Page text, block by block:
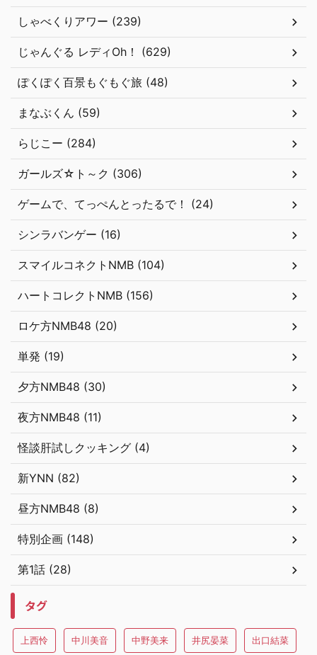
しゃべくりアワー (239)
じゃんぐる レディOh！ (629)
ぽくぽく百景もぐもぐ旅 (48)
まなぶくん (59)
らじこー (284)
ガールズ☆ト～ク (306)
ゲームで、てっぺんとったるで！ (24)
シンラバンゲー (16)
スマイルコネクトNMB (104)
ハートコレクトNMB (156)
ロケ方NMB48 (20)
単発 (19)
夕方NMB48 (30)
夜方NMB48 (11)
怪談肝試しクッキング (4)
新YNN (82)
昼方NMB48 (8)
特別企画 (148)
第1話 (28)
タグ
上西怜 中川美音 中野美来 井尻晏菜 出口結菜